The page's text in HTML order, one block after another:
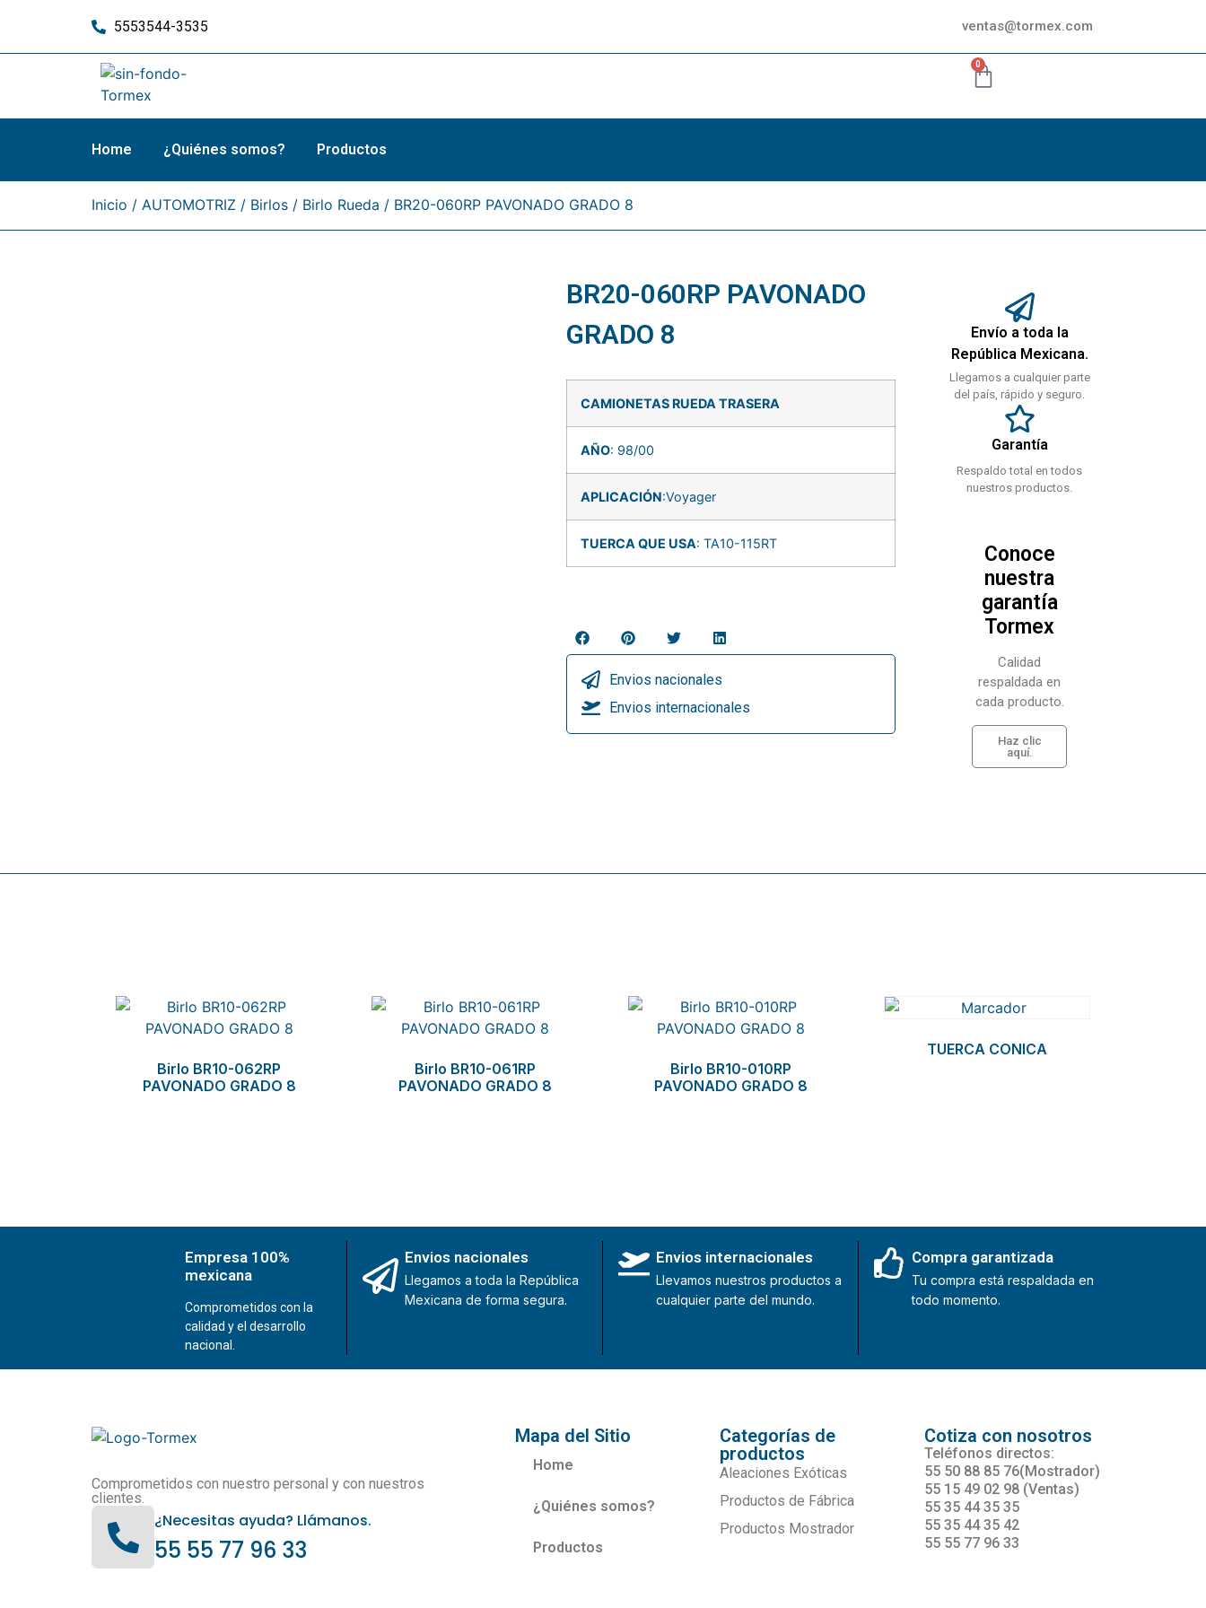
5553544-3535 ventas@tormex.com
0
Home ¿Quiénes somos? Productos
Inicio / AUTOMOTRIZ / Birlos / Birlo Rueda / BR20-060RP PAVONADO GRADO 8
BR20-060RP PAVONADO
GRADO 8
CAMIONETAS RUEDA TRASERA
AÑO: 98/00
APLICACIÓN:Voyager
TUERCA QUE USA: TA10-115RT
Envios nacionales
Envios internacionales
Envío a toda la
República Mexicana.
Llegamos a cualquier parte
del país, rápido y seguro.
Garantía
Respaldo total en todos
nuestros productos.
Conoce
nuestra
garantía
Tormex
Calidad
respaldada en
cada producto.
Haz clic
aquí.
Birlo BR10-062RP
PAVONADO GRADO 8
Birlo BR10-061RP
PAVONADO GRADO 8
Birlo BR10-010RP
PAVONADO GRADO 8
TUERCA CONICA
Empresa 100%
mexicana
Comprometidos con la
calidad y el desarrollo
nacional.
Envios nacionales
Llegamos a toda la República
Mexicana de forma segura.
Envios internacionales
Llevamos nuestros productos a
cualquier parte del mundo.
Compra garantizada
Tu compra está respaldada en
todo momento.
Comprometidos con nuestro personal y con nuestros
clientes.
¿Necesitas ayuda? Llámanos.
55 55 77 96 33
Mapa del Sitio
Home
¿Quiénes somos?
Productos
Categorías de
productos
Aleaciones Exóticas
Productos de Fábrica
Productos Mostrador
Cotiza con nosotros
Teléfonos directos:
55 50 88 85 76(Mostrador)
55 15 49 02 98 (Ventas)
55 35 44 35 35
55 35 44 35 42
55 55 77 96 33